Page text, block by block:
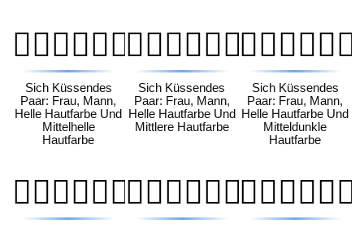
👩🏻‍❤️‍💋‍👨🏼
Sich Küssendes
Paar: Frau, Mann,
Helle Hautfarbe Und
Mittelhelle
Hautfarbe
👩🏻‍❤️‍💋‍👨🏽
Sich Küssendes
Paar: Frau, Mann,
Helle Hautfarbe Und
Mittlere Hautfarbe
👩🏻‍❤️‍💋‍👨🏾
Sich Küssendes
Paar: Frau, Mann,
Helle Hautfarbe Und
Mitteldunkle
Hautfarbe
👩🏻‍❤️‍💋‍👨🏿👩🏼‍❤️‍💋‍👨🏻👩🏼‍❤️‍💋‍👨🏼